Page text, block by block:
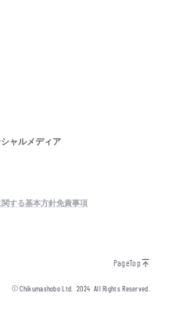
ャルメディア
する基本方針免責事項
PageTop
© Chikumashobo Ltd.2024 All Rights Reserved.